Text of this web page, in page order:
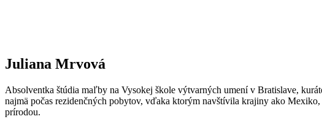
Juliana Mrvová
Absolventka štúdia maľby na Vysokej škole výtvarných umení v Bratislave,
najmä počas rezidenčných pobytov, vďaka ktorým navštívila krajiny ako
prírodou.